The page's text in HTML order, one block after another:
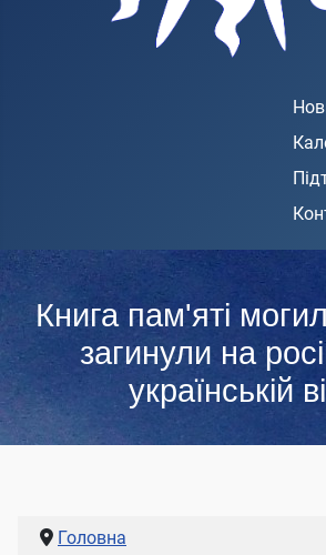
Книга пам'яті
загинули на
українській
Головна